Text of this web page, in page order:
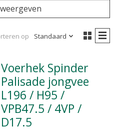
op Standaard
Voerhek Spinder
Palisade jongvee
L196 / H95 /
VPB47.5 / 4VP /
D17.5